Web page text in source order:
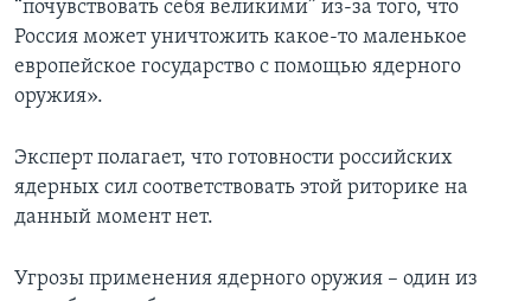
“почувствовать себя великими” из-за того, что
Россия может уничтожить какое-то маленькое
европейское государство с помощью ядерного
оружия».
Эксперт полагает, что готовности российских
ядерных сил соответствовать этой риторике на
данный момент нет.
Угрозы применения ядерного оружия – один из